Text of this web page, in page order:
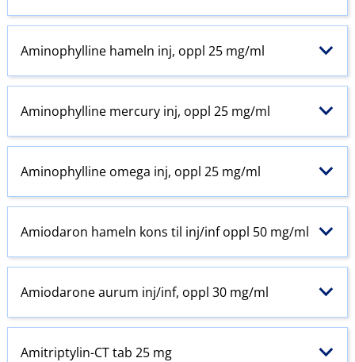
Aminophylline hameln inj, oppl 25 mg/ml
Aminophylline mercury inj, oppl 25 mg/ml
Aminophylline omega inj, oppl 25 mg/ml
Amiodaron hameln kons til inj​/​inf oppl 50 mg/ml
Amiodarone aurum inj​/​inf, oppl 30 mg/ml
Amitriptylin-CT tab 25 mg